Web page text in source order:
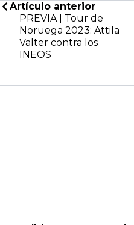
Artículo anterior
PREVIA | Tour de
Noruega 2023: Attila
Valter contra los
INEOS